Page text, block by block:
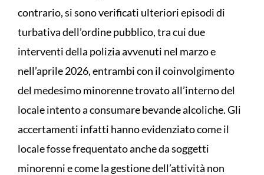
contrario, si sono verificati ulteriori episodi di
turbativa dell’ordine pubblico, tra cui due
interventi della polizia avvenuti nel marzo e
nell’aprile 2026, entrambi con il coinvolgimento
del medesimo minorenne trovato all’interno del
locale intento a consumare bevande alcoliche. Gli
accertamenti infatti hanno evidenziato come il
locale fosse frequentato anche da soggetti
minorenni e come la gestione dell’attività non